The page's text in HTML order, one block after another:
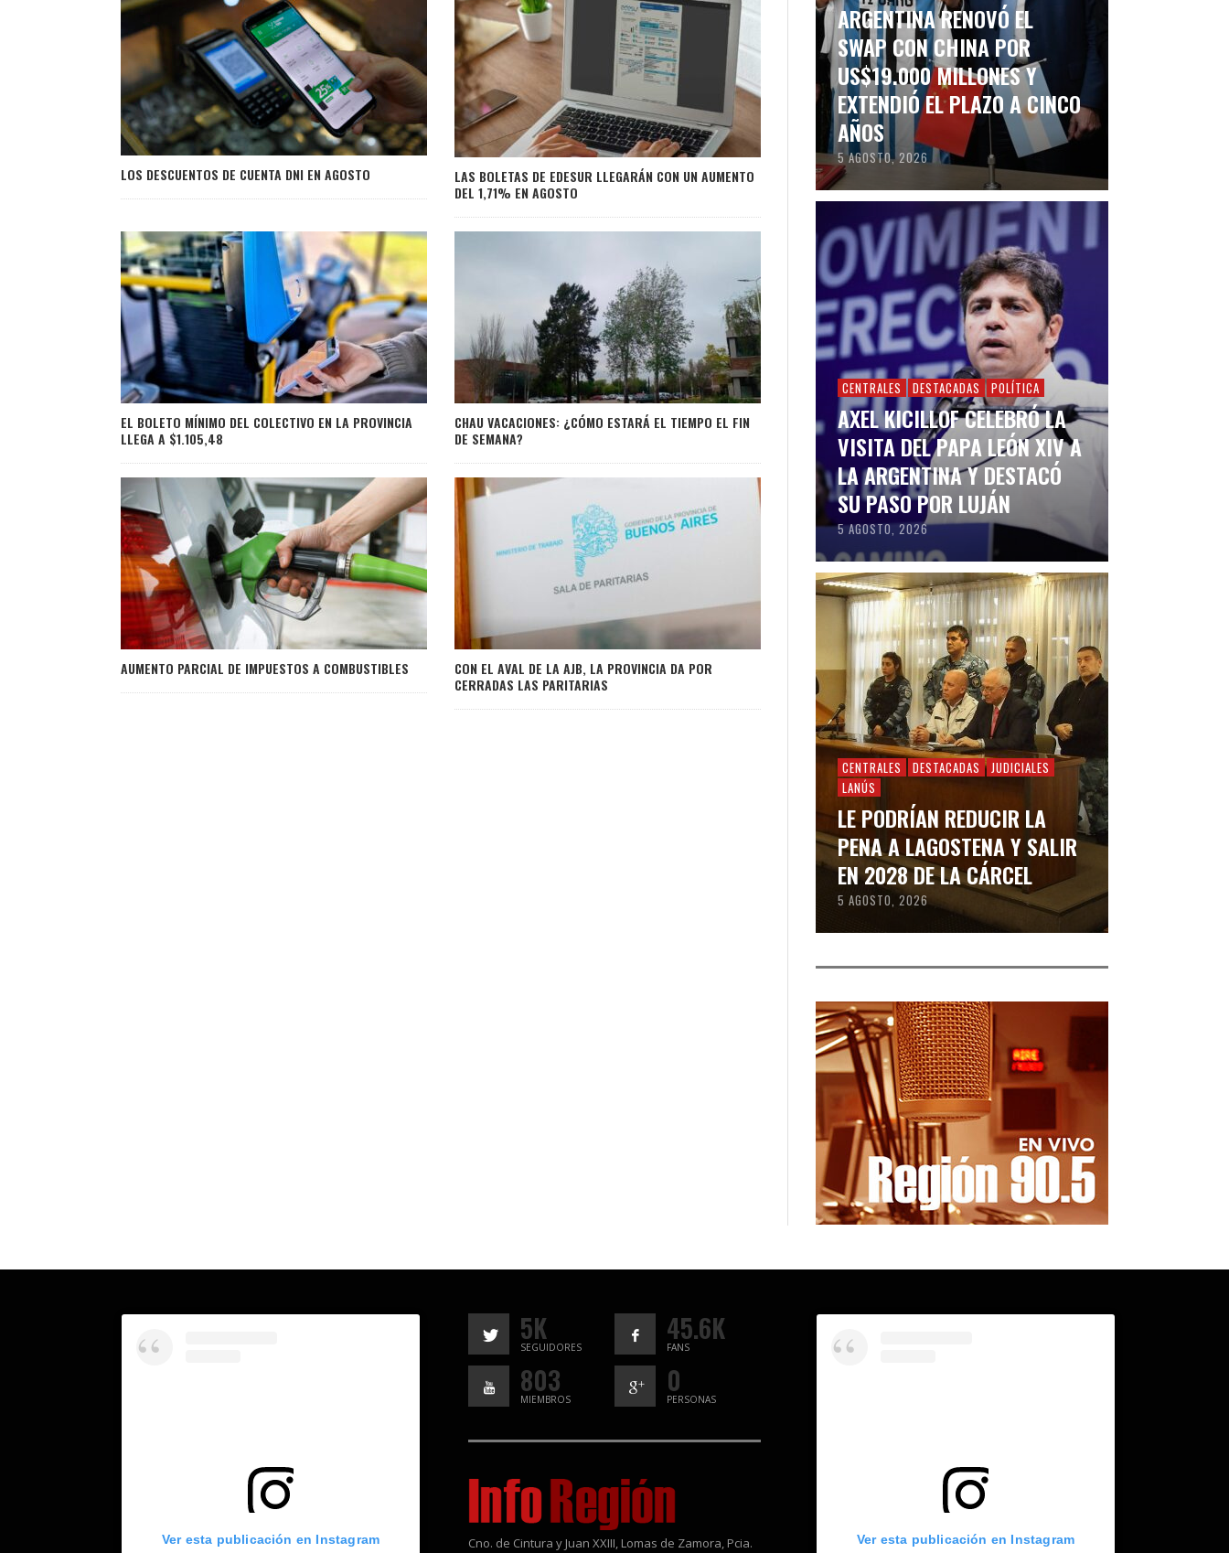
LOS DESCUENTOS DE CUENTA DNI EN AGOSTO
LAS BOLETAS DE EDESUR LLEGARÁN CON UN AUMENTO
DEL 1,71% EN AGOSTO
EL BOLETO MÍNIMO DEL COLECTIVO EN LA PROVINCIA
LLEGA A $1.105,48
CHAU VACACIONES: ¿CÓMO ESTARÁ EL TIEMPO EL FIN
DE SEMANA?
AUMENTO PARCIAL DE IMPUESTOS A COMBUSTIBLES
CON EL AVAL DE LA AJB, LA PROVINCIA DA POR
CERRADAS LAS PARITARIAS
ARGENTINA RENOVÓ EL
SWAP CON CHINA POR
US$19.000 MILLONES Y
EXTENDIÓ EL PLAZO A CINCO
AÑOS
5 AGOSTO, 2026
CENTRALES DESTACADAS POLÍTICA
AXEL KICILLOF CELEBRÓ LA
VISITA DEL PAPA LEÓN XIV A
LA ARGENTINA Y DESTACÓ
SU PASO POR LUJÁN
5 AGOSTO, 2026
CENTRALES DESTACADAS
JUDICIALES
LANÚS
LE PODRÍAN REDUCIR LA
PENA A LAGOSTENA Y SALIR
EN 2028 DE LA CÁRCEL
5 AGOSTO, 2026
Ver esta publicación en Instagram
5K
SEGUIDORES
45.6K
FANS
803
MIEMBROS
0
PERSONAS
Cno. de Cintura y Juan XXIII, Lomas de Zamora, Pcia. Ver esta publicación en Instagram